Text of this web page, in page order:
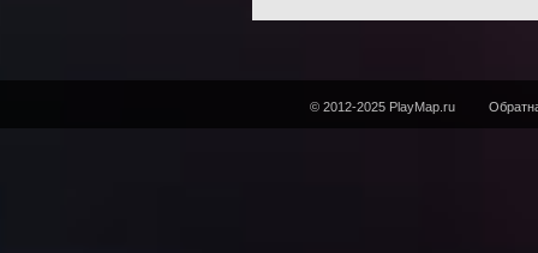
© 2012-2025 PlayMap.ru